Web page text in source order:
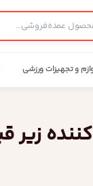
و تجهیزات ورزشی